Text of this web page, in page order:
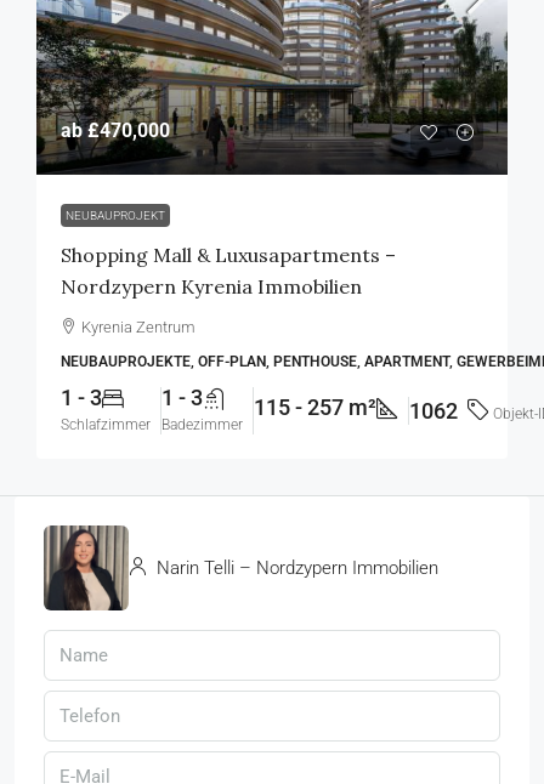
ab£470,000
NEUBAUPROJEKT
Shopping Mall & Luxusapartments –
Nordzypern Kyrenia Immobilien
Kyrenia Zentrum
NEUBAUPROJEKTE, OFF-PLAN, PENTHOUSE, APARTMENT,
1 - 3
Schlafzimmer
1 - 3
Badezimmer
115 - 257 m² 1062 Objekt-
Narin Telli – Nordzypern Immobilien